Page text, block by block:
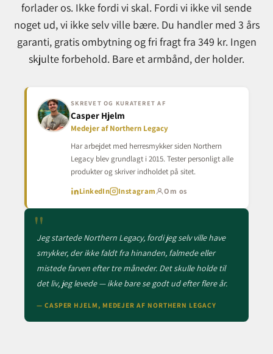
forlader os. Ikke fordi vi skal. Fordi vi ikke vil sende
noget ud, vi ikke selv ville bære. Du handler med 3 års
garanti, gratis ombytning og fri fragt fra 349 kr. Ingen
skjulte forbehold. Bare et armbånd, der holder.
SKREVET OG KURATERET AF
Casper Hjelm
Medejer af Northern Legacy
Har arbejdet med herresmykker siden Northern
Legacy blev grundlagt i 2015. Tester personligt alle
produkter og skriver indholdet på sitet.
LinkedIn
Instagram Om os
"
Jeg startede Northern Legacy, fordi jeg selv ville have
smykker, der ikke faldt fra hinanden, falmede eller
mistede farven efter tre måneder. Det skulle holde til
det liv, jeg levede — ikke bare se godt ud efter flere år.
— CASPER HJELM, MEDEJER AF NORTHERN LEGACY